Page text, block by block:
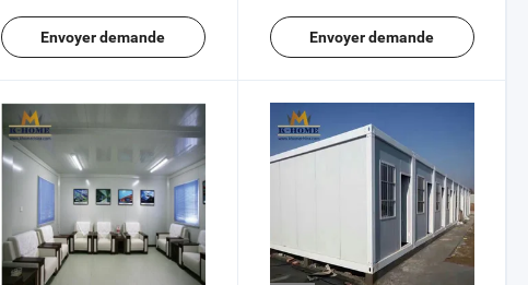
Envoyer demande Envoyer demande